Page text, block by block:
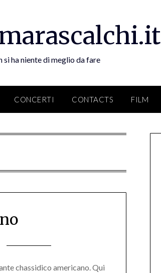
si ha niente di meglio da fare
CONCERTI CONTACTS FILM
chassidico americano. Qui